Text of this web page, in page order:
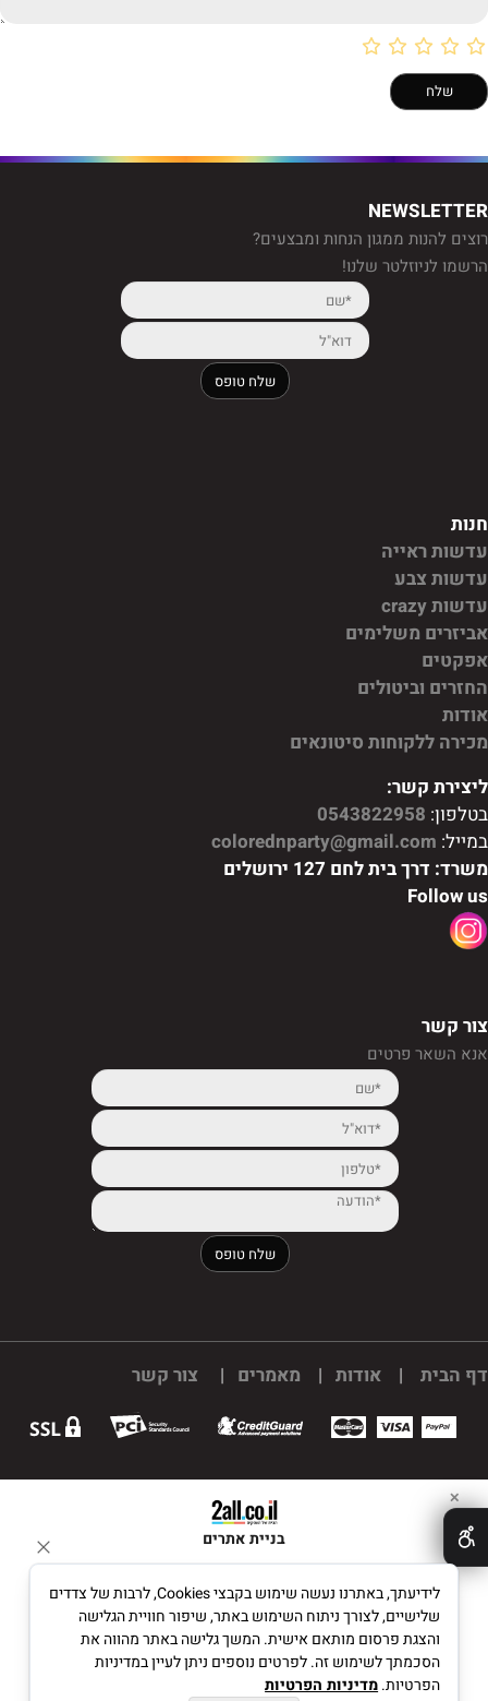
NEWSLETTER
רוצים להנות ממגון הנחות ומבצעים?
הרשמו לניוזלטר שלנו!
חנות
עדשות ראייה
עדשות צבע
עדשות crazy
אביזרים משלימים
אפקטים
החזרים וביטולים
אודות
מכירה ללקוחות סיטונאים
ליצירת קשר:
בטלפון: 0543822958
במייל: colorednparty@gmail.com
משרד: דרך בית לחם 127 ירושלים
Follow us
צור קשר
אנא השאר פרטים
דף הבית | אודות | מאמרים | צור קשר
בניית אתרים
✕
לידיעתך, באתרנו נעשה שימוש בקבצי Cookies, לרבות של צדדים
שלישיים, לצורך ניתוח השימוש באתר, שיפור חוויית הגלישה
והצגת פרסום מותאם אישית. המשך גלישה באתר מהווה את
הסכמתך לשימוש זה. לפרטים נוספים ניתן לעיין במדיניות
הפרטיות.מדיניות הפרטיות